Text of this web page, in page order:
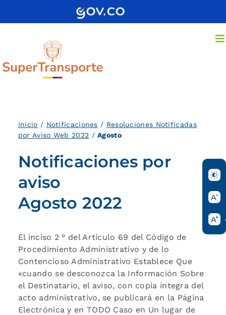
Inicio / Notificaciones / Resoluciones Notificadas
por Aviso Web 2022 /Agosto
Notificaciones por
aviso
Agosto 2022
El inciso 2 ° del Artículo 69 del Código de
Procedimiento Administrativo y de lo
Contencioso Administrativo Establece Que
«cuando se desconozca la Información Sobre
el Destinatario, el aviso, con copia íntegra del
acto administrativo, se publicará en la Página
Electrónica y en TODO Caso en Un lugar de